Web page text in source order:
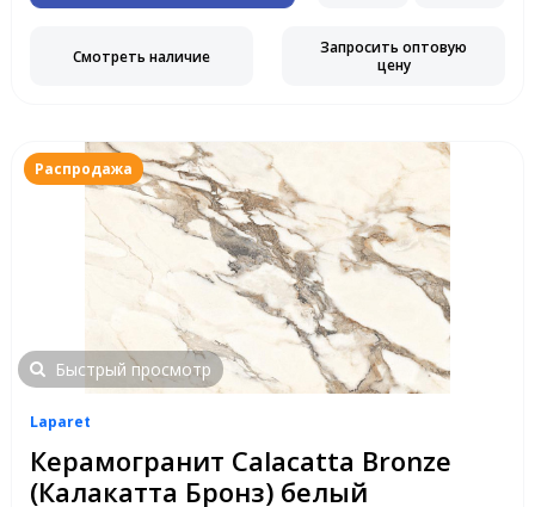
Смотреть наличие
Запросить оптовую
цену
Распродажа
Быстрый просмотр
Laparet
Керамогранит Calacatta Bronze
(Калакатта Бронз) белый